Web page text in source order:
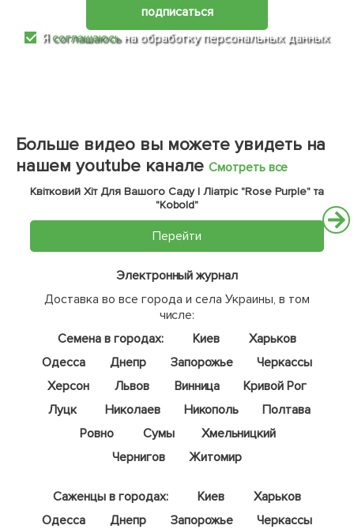
подписаться
Ясоглашаюсьна обработку персональных данных
Больше видео вы можете увидеть на
нашем youtube канале Смотреть все
Квітковий Хіт Для Вашого Саду | Ліатріс "Rose Purple" та
"Kobold"
Перейти
Электронный журнал
Доставка во все города и села Украины, в том
числе:
Семена в городах:
Киев
Харьков
Одесса
Днепр Запорожье
Черкассы
Херсон
Львов Винница
Кривой Рог
Луцк
Николаев Никополь
Полтава
Ровно
Сумы
Хмельницкий
Чернигов
Житомир
Саженцы в городах: Киев
Харьков
Одесса
Днепр Запорожье
Черкассы